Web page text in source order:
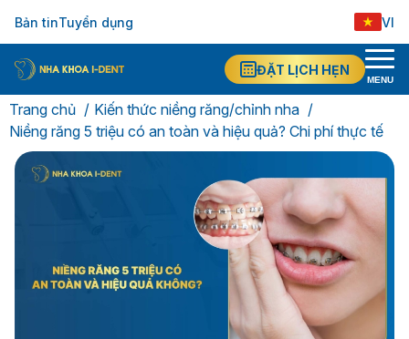
Bản tinTuyển dụng VI
ĐẶT LỊCH HẸN
MENU
Trang chủ
Kiến thức niềng răng/chỉnh nha
Niềng răng 5 triệu có an toàn và hiệu quả? Chi phí thực tế